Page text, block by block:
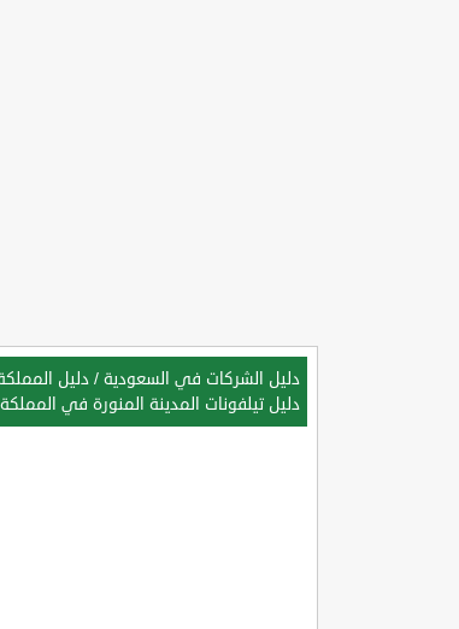
دليل الشركات في السعودية / دليل
دليل تيلفونات المدينة المنورة في